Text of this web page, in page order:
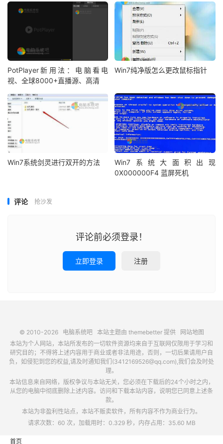
PotPlayer新用法：电脑看电
视、全球8000+直播源、高清
Win7纯净版怎么更改鼠标指针
Win7系统剑灵进行双开的方法
Win7系统大面积出现
0X000000F4 蓝屏死机
评论 抢沙发
评论前必须登录！
立即登录 注册
© 2010-2026 电脑系统吧本站主题由 themebetter提供
网站地图
本站为个人网站，本站所发布的一切软件资源均来自于互联网仅限用于学习和
研究目的；不得将上述内容用于商业或者非法用途，否则，一切后果请用户自
负，如侵犯到您的权益,请及时通知我们(3412169526@qq.com),我们会及时处
理。
本站信息来自网络，版权争议与本站无关，您必须在下载后的24个小时之内，
从您的电脑中彻底删除上述内容。访问和下载本站内容，说明您已同意上述条
款。
本站为非盈利性站点，本站不贩卖软件，所有内容不作为商业行为。
请求次数：60 次，加载用时：0.329 秒，内存占用：35.60 MB
首页